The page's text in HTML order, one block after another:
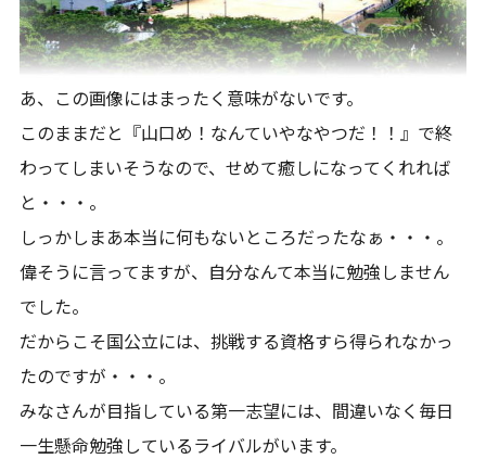
あ、この画像にはまったく意味がないです。
このままだと『山口め！なんていやなやつだ！！』で終
わってしまいそうなので、せめて癒しになってくれれば
と・・・。
しっかしまあ本当に何もないところだったなぁ・・・。
偉そうに言ってますが、自分なんて本当に勉強しません
でした。
だからこそ国公立には、挑戦する資格すら得られなかっ
たのですが・・・。
みなさんが目指している第一志望には、間違いなく毎日
一生懸命勉強しているライバルがいます。